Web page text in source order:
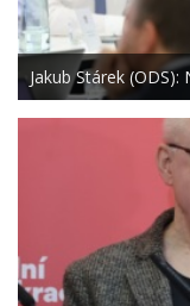
Jakub Stárek